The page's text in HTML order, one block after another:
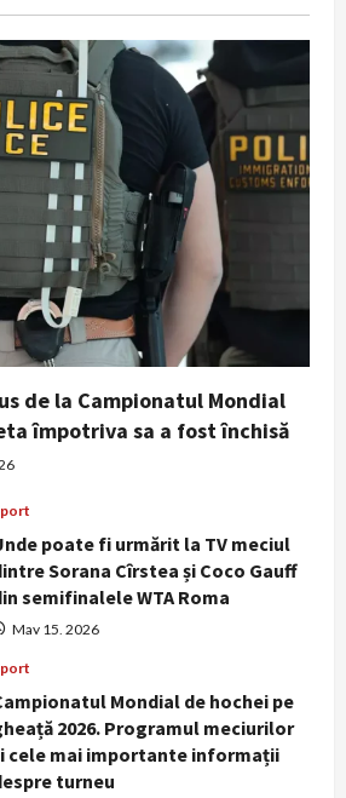
de la Campionatul Mondial
împotriva sa a fost închisă
poate fi urmărit la TV meciul
Sorana Cîrstea și Coco Gauff
semifinalele WTA Roma
May 15, 2026
Mondial de hochei pe
2026. Programul meciurilor
cele mai importante informații
turneu